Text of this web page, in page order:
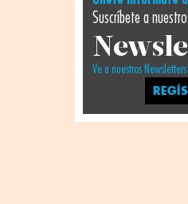
Suscríbete a
Ve a nuestros Newsletters